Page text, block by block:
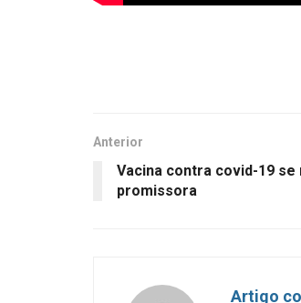
Anterior
Vacina contra covid-19 se
promissora
Artigo